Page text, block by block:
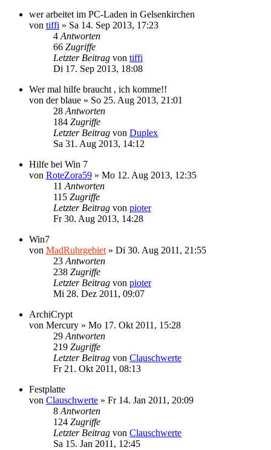
wer arbeitet im PC-Laden in Gelsenkirchen
von tiffi » Sa 14. Sep 2013, 17:23
4 Antworten
66 Zugriffe
Letzter Beitrag von tiffi
Di 17. Sep 2013, 18:08
Wer mal hilfe braucht , ich komme!!
von der blaue » So 25. Aug 2013, 21:01
28 Antworten
184 Zugriffe
Letzter Beitrag von Duplex
Sa 31. Aug 2013, 14:12
Hilfe bei Win 7
von RoteZora59 » Mo 12. Aug 2013, 12:35
11 Antworten
115 Zugriffe
Letzter Beitrag von pioter
Fr 30. Aug 2013, 14:28
Win7
von MadRuhrgebiet » Di 30. Aug 2011, 21:55
23 Antworten
238 Zugriffe
Letzter Beitrag von pioter
Mi 28. Dez 2011, 09:07
ArchiCrypt
von Mercury » Mo 17. Okt 2011, 15:28
29 Antworten
219 Zugriffe
Letzter Beitrag von Clauschwerte
Fr 21. Okt 2011, 08:13
Festplatte
von Clauschwerte » Fr 14. Jan 2011, 20:09
8 Antworten
124 Zugriffe
Letzter Beitrag von Clauschwerte
Sa 15. Jan 2011, 12:45